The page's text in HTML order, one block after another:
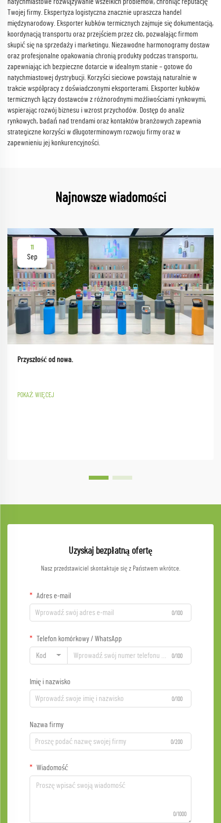
Twojej firmy. Ekspertyza logistyczna znacznie upraszcza handel
międzynarodowy. Eksporter kubków termicznych zajmuje się dokumentacją,
koordynacją transportu oraz przejściem przez cło, pozwalając firmom
skupić się na sprzedaży i marketingu. Niezawodne harmonogramy dostaw
oraz profesjonalne opakowania chronią produkty podczas transportu,
zapewniając ich bezpieczne dotarcie w idealnym stanie – gotowe do
natychmiastowej dystrybucji. Korzyści sieciowe powstają naturalnie w
trakcie współpracy z doświadczonymi eksporterami. Eksporter kubków
termicznych łączy dostawców z różnorodnymi możliwościami rynkowymi,
wspierając rozwój biznesu i wzrost przychodów. Dostęp do analiz
rynkowych, badań nad trendami oraz kontaktów branżowych zapewnia
strategiczne korzyści w długoterminowym rozwoju firmy oraz w
zapewnieniu jej konkurencyjności.
Najnowsze wiadomości
11
Sep
Przyszłość od nowa.
POKAŻ WIĘCEJ
Uzyskaj bezpłatną ofertę
Nasz przedstawiciel skontaktuje się z Państwem wkrótce.
Adres e-mail
0/100
Telefon komórkowy / WhatsApp
Kod 0/100
Imię i nazwisko
0/100
Nazwa firmy
0/200
Wiadomość
0/1000